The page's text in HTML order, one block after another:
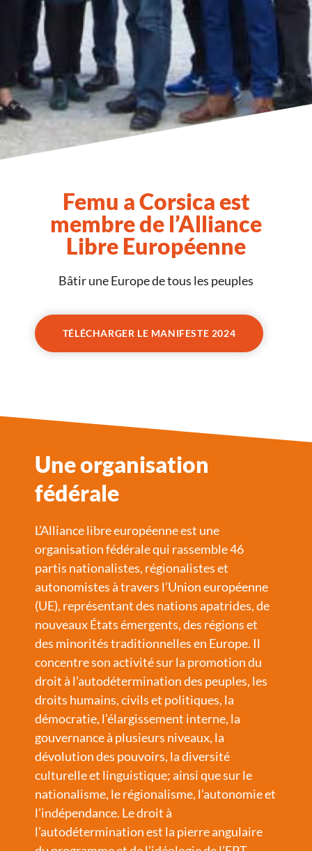
Femu a Corsica est
membre de l’Alliance
Libre Européenne
Bâtir une Europe de tous les peuples
TÉLÉCHARGER LE MANIFESTE 2024
Une organisation
fédérale
L’Alliance libre européenne est une
organisation fédérale qui rassemble 46
partis nationalistes, régionalistes et
autonomistes à travers l’Union européenne
(UE), représentant des nations apatrides, de
nouveaux États émergents, des régions et
des minorités traditionnelles en Europe. Il
concentre son activité sur la promotion du
droit à l’autodétermination des peuples, les
droits humains, civils et politiques, la
démocratie, l’élargissement interne, la
gouvernance à plusieurs niveaux, la
dévolution des pouvoirs, la diversité
culturelle et linguistique; ainsi que sur le
nationalisme, le régionalisme, l’autonomie et
l’indépendance. Le droit à
l’autodétermination est la pierre angulaire